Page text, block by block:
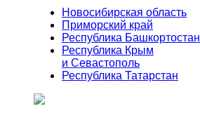
Новосибирская область
Приморский край
Республика Башкортостан
Республика Крым
и Севастополь
Республика Татарстан